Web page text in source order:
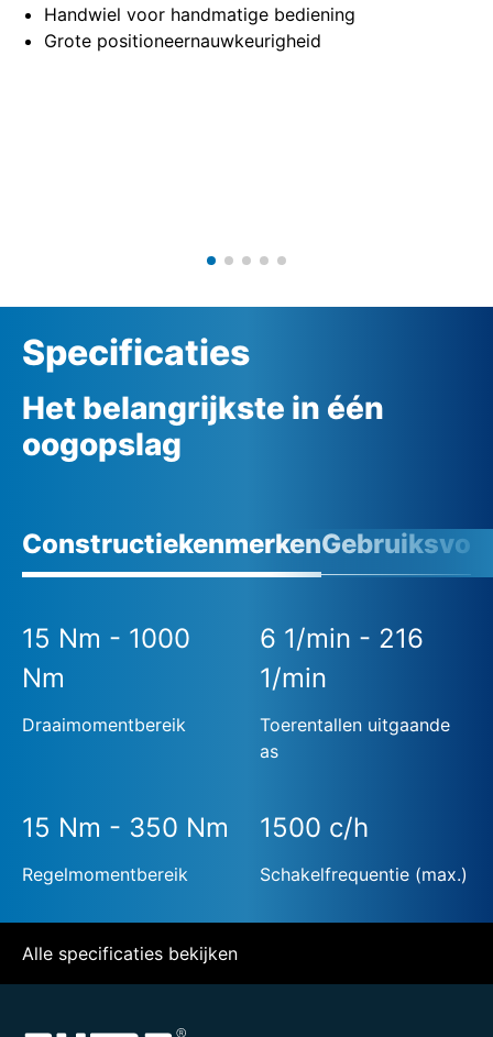
Handwiel voor handmatige bediening
Grote positioneernauwkeurigheid
Specificaties
Het belangrijkste in één
oogopslag
Constructiekenmerken
15 Nm - 1000
Nm
Draaimomentbereik
6 1/min - 216
1/min
Toerentallen uitgaande
as
15 Nm - 350 Nm
Regelmomentbereik
1500 c/h
Schakelfrequentie (max.)
Alle specificaties bekijken